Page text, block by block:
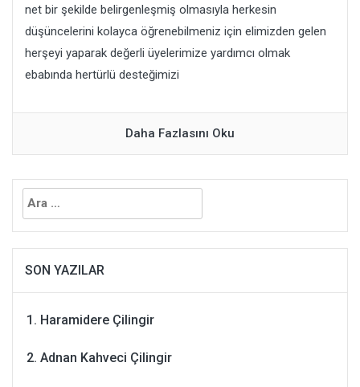
net bir şekilde belirgenleşmiş olmasıyla herkesin
düşüncelerini kolayca öğrenebilmeniz için elimizden gelen
herşeyi yaparak değerli üyelerimize yardımcı olmak
ebabında hertürlü desteğimizi
Daha Fazlasını Oku
Arama:
SON YAZILAR
Haramidere Çilingir
Adnan Kahveci Çilingir